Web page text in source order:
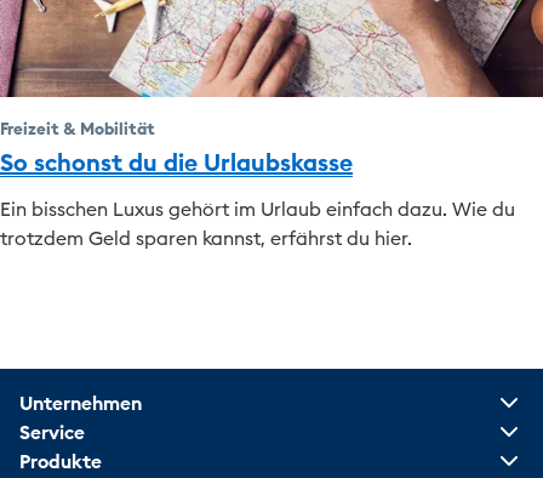
Freizeit & Mobilität
So schonst du die Urlaubskasse
Ein bisschen Luxus gehört im Urlaub einfach dazu. Wie du
trotzdem Geld sparen kannst, erfährst du hier.
Unternehmen
Service
Produkte